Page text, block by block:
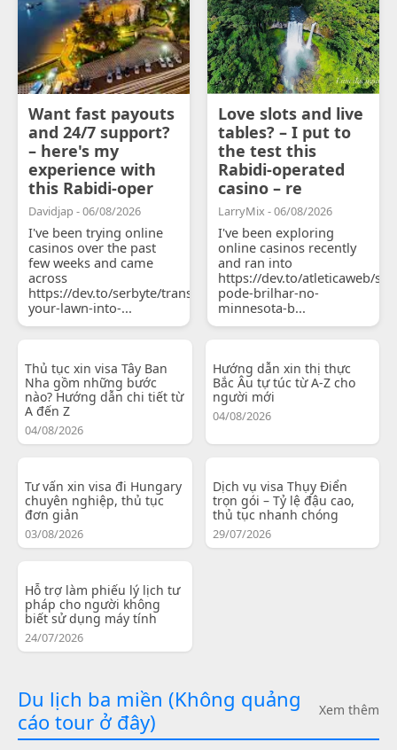
Want fast payouts
and 24/7 support?
– here's my
experience with
this Rabidi-oper
Davidjap - 06/08/2026
I've been trying online
casinos over the past
few weeks and came
across
https://dev.to/serbyte/transform-
your-lawn-into-...
Love slots and live
tables? – I put to
the test this
Rabidi-operated
casino – re
LarryMix - 06/08/2026
I've been exploring
online casinos recently
and ran into
https://dev.to/atleticaweb/
pode-brilhar-no-
minnesota-b...
Thủ tục xin visa Tây Ban
Nha gồm những bước
nào? Hướng dẫn chi tiết từ
A đến Z
04/08/2026
Hướng dẫn xin thị thực
Bắc Âu tự túc từ A-Z cho
người mới
04/08/2026
Tư vấn xin visa đi Hungary
chuyên nghiệp, thủ tục
đơn giản
03/08/2026
Dịch vụ visa Thụy Điển
trọn gói – Tỷ lệ đậu cao,
thủ tục nhanh chóng
29/07/2026
Hỗ trợ làm phiếu lý lịch tư
pháp cho người không
biết sử dụng máy tính
24/07/2026
Du lịch ba miền (Không quảng
cáo tour ở đây)
Xem thêm